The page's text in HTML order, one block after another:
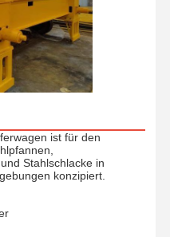
ist für den
Stahlschlacke in
konzipiert.